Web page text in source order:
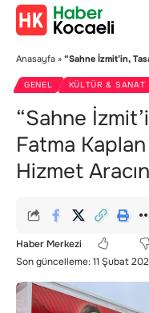
Anasayfa » “Sahne İzmit’in, Tasarruf
GENEL KÜLTÜR & SANAT
“Sahne
Fatma
Hizmet
Son güncelleme: 11 Şubat
Haber Merkezi